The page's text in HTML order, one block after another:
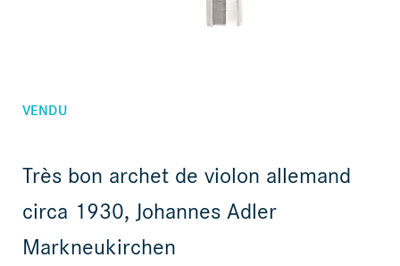
VENDU
Très bon archet de violon allemand
circa 1930, Johannes Adler
Markneukirchen